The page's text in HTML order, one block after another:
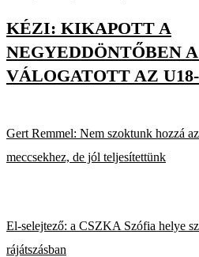
KÉZI: KIKAPOTT A
NEGYEDDÖNTŐBEN
VÁLOGATOTT AZ
Gert Remmel: Nem szoktunk hozzá
meccsekhez, de jól teljesítettünk
El-selejtező: a CSZKA Szófia helye
rájátszásban